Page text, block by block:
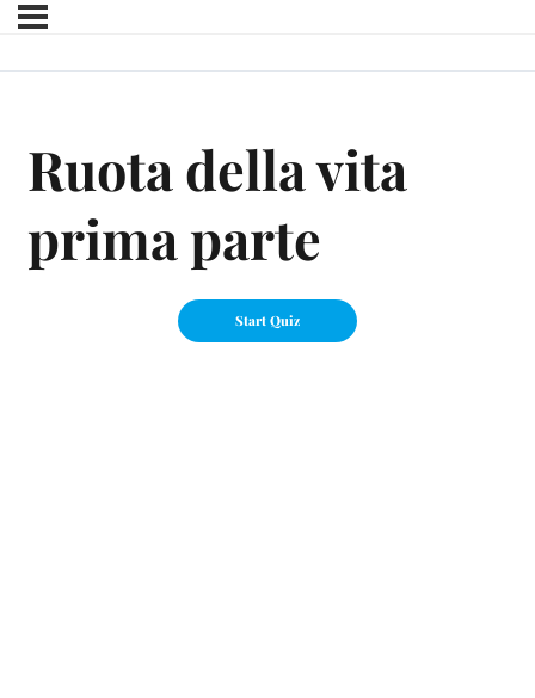
Ruota della vita
prima parte